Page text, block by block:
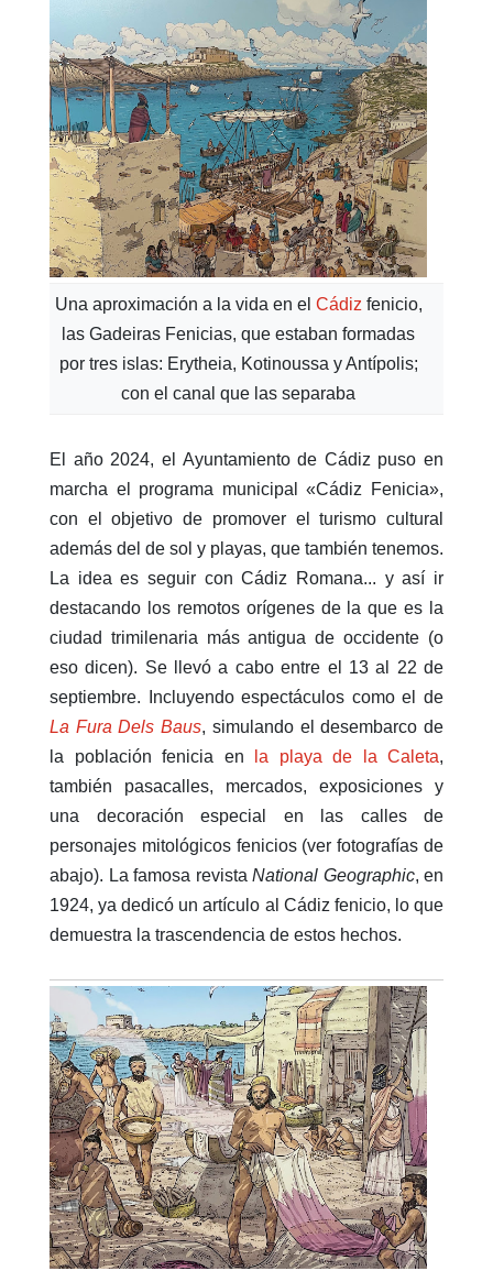
Una aproximación a la vida en el Cádiz fenicio,
las Gadeiras Fenicias, que estaban formadas
por tres islas: Erytheia, Kotinoussa y Antípolis;
con el canal que las separaba
El año 2024, el Ayuntamiento de Cádiz puso en
marcha el programa municipal «Cádiz Fenicia»,
con el objetivo de promover el turismo cultural
además del de sol y playas, que también tenemos.
La idea es seguir con Cádiz Romana... y así ir
destacando los remotos orígenes de la que es la
ciudad trimilenaria más antigua de occidente (o
eso dicen). Se llevó a cabo entre el 13 al 22 de
septiembre. Incluyendo espectáculos como el de
La Fura Dels Baus, simulando el desembarco de
la población fenicia en
la playa de la Caleta,
también pasacalles, mercados, exposiciones y
una decoración especial en las calles de
personajes mitológicos fenicios (ver fotografías de
abajo). La famosa revista National Geographic, en
1924, ya dedicó un artículo al Cádiz fenicio, lo que
demuestra la trascendencia de estos hechos.